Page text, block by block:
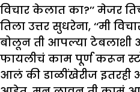
विचार केलात का?’’ मेजर
तिला उत्तर सुधरेना, ‘‘मी
बोलून ती आपल्या टेबलाशी
फायलीचं काम पूर्ण करून
आलं की डाळींखेरीज इतरही